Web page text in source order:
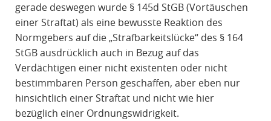
gerade deswegen wurde § 145d StGB (Vortäuschen
einer Straftat) als eine bewusste Reaktion des
Normgebers auf die „Strafbarkeitslücke“ des § 164
StGB ausdrücklich auch in Bezug auf das
Verdächtigen einer nicht existenten oder nicht
bestimmbaren Person geschaffen, aber eben nur
hinsichtlich einer Straftat und nicht wie hier
bezüglich einer Ordnungswidrigkeit.